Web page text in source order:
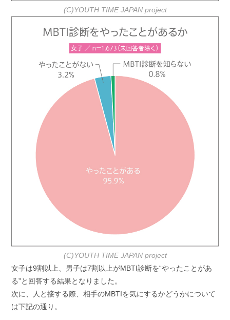
(C)YOUTH TIME JAPAN project
(C)YOUTH TIME JAPAN project
女子は9割以上、男子は7割以上がMBTI診断を“やったことがあ
る”と回答する結果となりました。
次に、人と接する際、相手のMBTIを気にするかどうかについて
は下記の通り。